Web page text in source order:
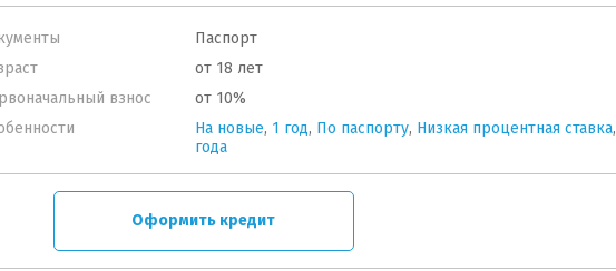
Паспорт
от 18 лет
взнос
от 10%
На новые, 1 год, По паспорту, Низкая процентная ставка
года
Оформить кредит